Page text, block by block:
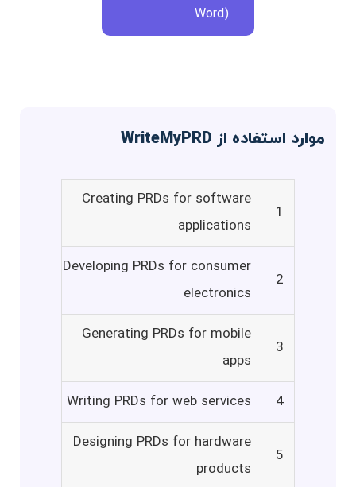
Word)
موارد استفاده از WriteMyPRD
1
Creating PRDs for software
applications
2
Developing PRDs for consumer
electronics
3
Generating PRDs for mobile
apps
4
Writing PRDs for web services
5
Designing PRDs for hardware
products